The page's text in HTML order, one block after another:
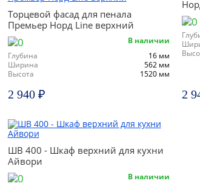
Торцевой фасад для пенала
Премьер Норд Line верхний
В наличии
Глубина
16 мм
Ширина
562 мм
Высота
1520 мм
2 940 ₽ 2
ШВ 400 - Шкаф верхний для кухни
Айвори
В наличии